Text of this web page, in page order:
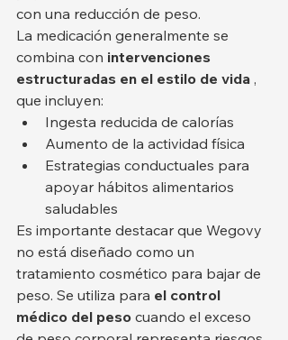
con una reducción de peso.
La medicación generalmente se
combina con intervenciones
estructuradas en el estilo de vida ,
que incluyen:
Ingesta reducida de calorías
Aumento de la actividad física
Estrategias conductuales para
apoyar hábitos alimentarios
saludables
Es importante destacar que Wegovy
no está diseñado como un
tratamiento cosmético para bajar de
peso. Se utiliza para el control
médico del peso cuando el exceso